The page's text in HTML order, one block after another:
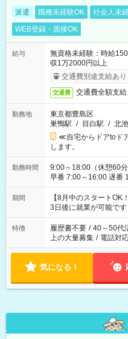
派遣 職種未経験OK 社会人未
WEB登録・面接OK
給与
無資格未経験：時給
収1万2000円以上
交通費別途支給あり
交通費 交通費全額支給
勤務地
東京都豊島区
巣鴨駅 / 目白駅 / 北
≪自宅からドアtoド
します。
勤務時間
9:00～18:00（休憩60分） ■ご希望があれば下記シフトも
早番 7:00～16:00 遅番
と休みを合わせたい」
「できれば残業はし
ね。 ※Wワーク希望の方へ 今ご覧のお仕事で希望する勤務時間
と、もう1つのお仕事
合は応募できません。
期間
【8月中のスタート
3日後に就業が可能です
特徴 履歴書不要 / 40～50代
上の大量募集 / 電話対
気になる！